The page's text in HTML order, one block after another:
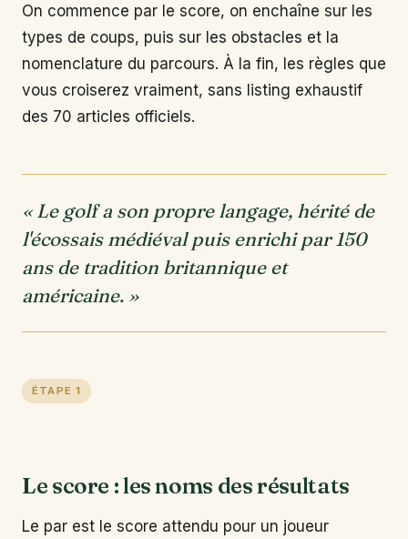
On commence par le score, on enchaîne sur les
types de coups, puis sur les obstacles et la
nomenclature du parcours. À la fin, les règles que
vous croiserez vraiment, sans listing exhaustif
des 70 articles officiels.
« Le golf a son propre langage, hérité de
l'écossais médiéval puis enrichi par 150
ans de tradition britannique et
américaine. »
ÉTAPE 1
Le score : les noms des résultats
Le par est le score attendu pour un joueur